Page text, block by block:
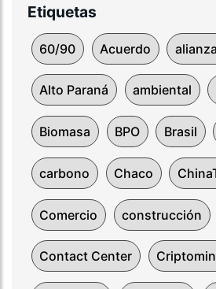
Etiquetas
60/90 Acuerdo
Alto Paraná ambiental
Biomasa BPO Brasil
carbono Chaco
Comercio construcción
Contact Center